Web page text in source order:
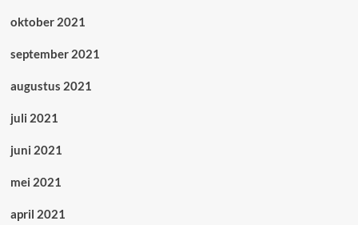
oktober 2021
september 2021
augustus 2021
juli 2021
juni 2021
mei 2021
april 2021